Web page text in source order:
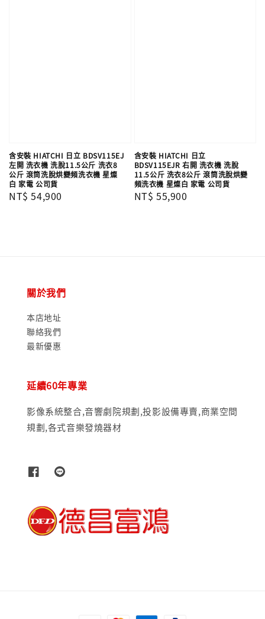
含安裝 HIATCHI 日立 BDSV115EJ
左開 洗衣機 洗脫11.5公斤 洗衣8
公斤 滾筒洗脫烘變頻洗衣機 星燦
白 家電 公司貨
Regular
NT$ 54,900
含安裝 HIATCHI 日立
BDSV115EJR 右開 洗衣機 洗脫
11.5公斤 洗衣8公斤 滾筒洗脫烘變
頻洗衣機 星燦白 家電 公司貨
Regular
NT$ 55,900
關於我們
本店地址
聯絡我們
最新優惠
延續60年專業
影像系統整合,音響劇院規劃,投影設備專賣,商業空間
規劃,各式音樂發燒器材